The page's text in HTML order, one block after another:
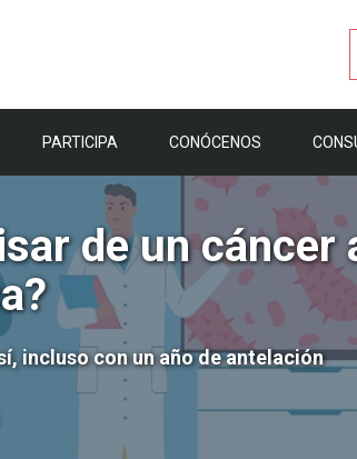
PARTICIPA CONÓCENOS
de un cáncer
incluso con un año de antelación